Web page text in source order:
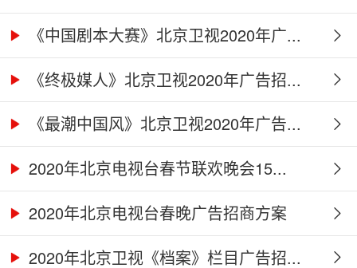
《中国剧本大赛》北京卫视2020年广...
《终极媒人》北京卫视2020年广告招...
《最潮中国风》北京卫视2020年广告...
2020年北京电视台春节联欢晚会15...
2020年北京电视台春晚广告招商方案
2020年北京卫视《档案》栏目广告招...